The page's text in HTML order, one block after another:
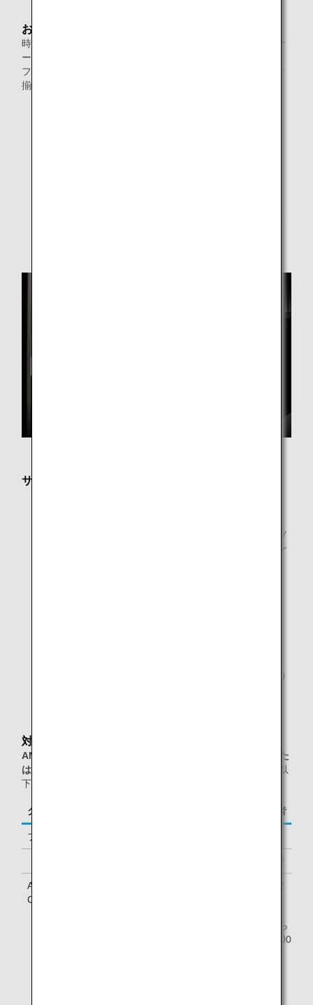
お食事
時間帯により提供内容が変わるセット形式の新たなお食事サ
ービス「SUITE DINING」や、豊富なお料理を揃えたビュッ
フェカウンター・ヌードルバーに加え、ドリンクを各種取り
揃えています。
サービス内容
新聞・雑誌はANAアプリによるデジタル版コンテンツ
を提供しております。お客様ご自身のスマートフォン
日本古来の高野槙や吉野檜、またミントやローズマリ
対象のお客様
ANAグループ運航便（エアージャパン(NQ)便名を除く）また
は他スター アライアンス加盟航空会社運航便
をご利用の、以
下に該当するお客様が対象となります。
クラス／ステイタス ご同行者
ファーストクラス
1名様 *2
ANA Million Miler Program「Lounge Access
Card」をお持ちのお客様 *1
1名様 *2
* ANA「ダイヤモンドサービス」メンバーは、2人目から
4人目のご同行者がいらっしゃる場合、1名様につき5000